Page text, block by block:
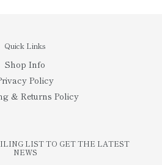
Quick Links
Shop Info
Policy
& Returns Policy
LIST TO GET THE LATEST
NEWS